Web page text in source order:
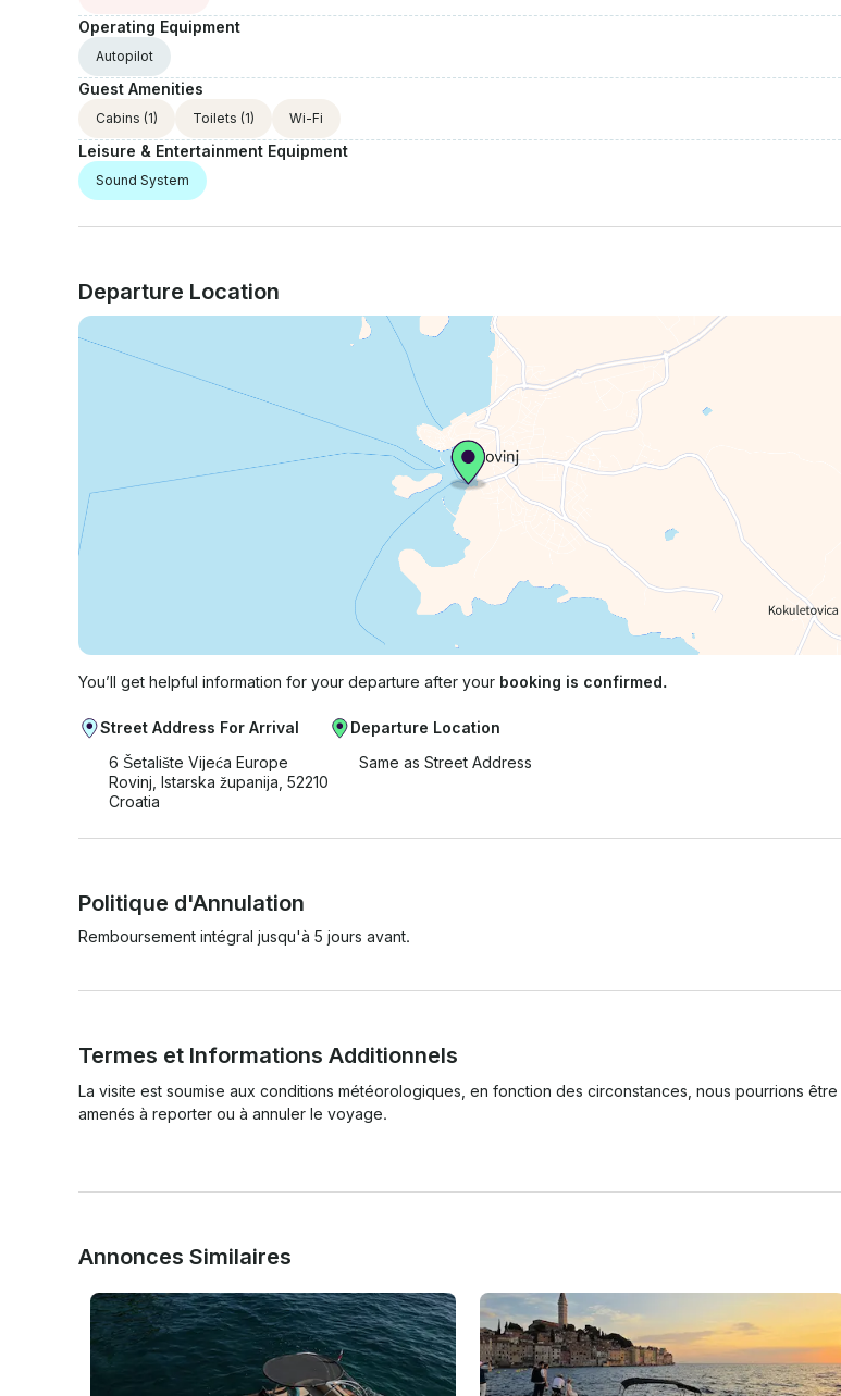
Operating Equipment
Autopilot
Guest Amenities
Cabins (1) Toilets (1) Wi-Fi
Leisure & Entertainment Equipment
Sound System
Departure Location
You’ll get helpful information for your departure after your booking is confirmed.
Street Address For Arrival
6 Šetalište Vijeća Europe
Rovinj, Istarska županija, 52210
Croatia
Departure Location
Same as Street Address
Politique d'Annulation
Remboursement intégral jusqu'à 5 jours avant.
Termes et Informations Additionnels
La visite est soumise aux conditions météorologiques, en fonction des circonstances, nous pourrions être
amenés à reporter ou à annuler le voyage.
Annonces Similaires